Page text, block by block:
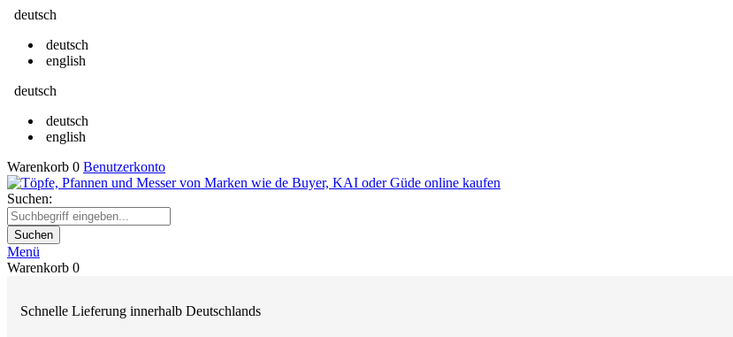
deutsch
deutsch
english
deutsch
deutsch
english
Warenkorb 0 Benutzerkonto
Suchen:
Suchen
Menü
Warenkorb 0
Schnelle Lieferung innerhalb Deutschlands